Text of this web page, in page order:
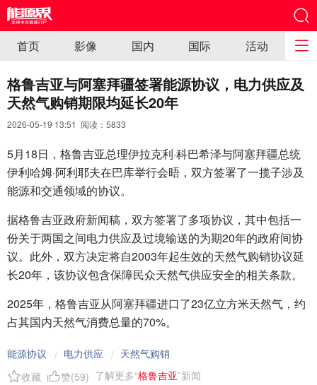
首页 影像 国内 国际 活动
格鲁吉亚与阿塞拜疆签署能源协议，电力供应及
天然气购销期限均延长20年
2026-05-19 13:51 阅读： 5833
5月18日，格鲁吉亚总理伊拉克利·科巴希泽与阿塞拜疆总统
伊利哈姆·阿利耶夫在巴库举行会晤，双方签署了一揽子涉及
能源和交通领域的协议。
据格鲁吉亚政府新闻稿，双方签署了多项协议，其中包括一
份关于两国之间电力供应及过境输送的为期20年的政府间协
议。此外，双方决定将自2003年起生效的天然气购销协议延
长20年，该协议包含保障民众天然气供应安全的相关条款。
2025年，格鲁吉亚从阿塞拜疆进口了23亿立方米天然气，约
占其国内天然气消费总量的70%。
能源协议 / 电力供应 / 天然气购销
收藏
赞(59) 了解更多“格鲁吉亚”新闻